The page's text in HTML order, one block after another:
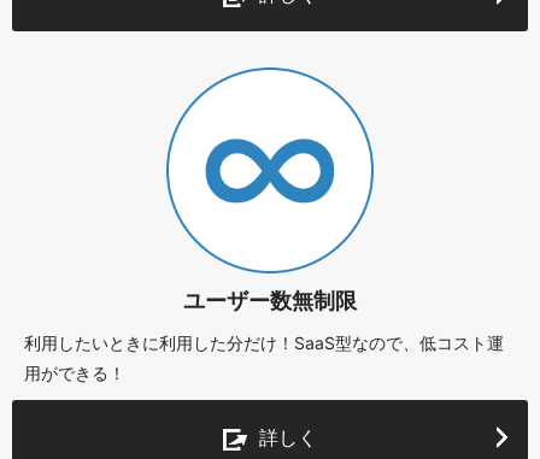
ユーザー数無制限
利用したいときに利用した分だけ！SaaS型なので、低コスト運
用ができる！
詳しく